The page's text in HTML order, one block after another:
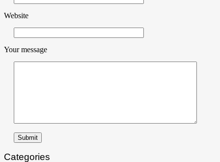
Website
Your message
Submit
Categories